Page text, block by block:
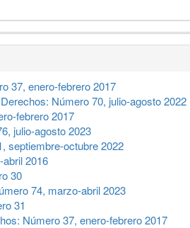
37, enero-febrero 2017
Número 70, julio-agosto 2022
febrero 2017
julio-agosto 2023
septiembre-octubre 2022
2016
30
74, marzo-abril 2023
31
Número 37, enero-febrero 2017